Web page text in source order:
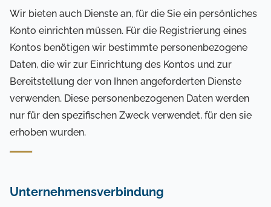
Wir bieten auch Dienste an, für die Sie ein persönliches
Konto einrichten müssen. Für die Registrierung eines
Kontos benötigen wir bestimmte personenbezogene
Daten, die wir zur Einrichtung des Kontos und zur
Bereitstellung der von Ihnen angeforderten Dienste
verwenden. Diese personenbezogenen Daten werden
nur für den spezifischen Zweck verwendet, für den sie
erhoben wurden.
Unternehmensverbindung